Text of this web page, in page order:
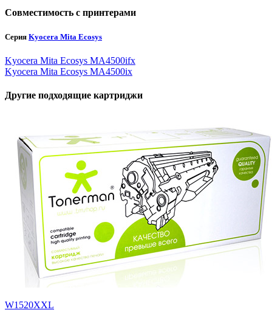
Совместимость с принтерами
Серия Kyocera Mita Ecosys
Kyocera Mita Ecosys MA4500ifx
Kyocera Mita Ecosys MA4500ix
Другие подходящие картриджи
W1520XXL